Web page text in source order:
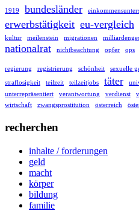
1919 bundesländer
erwerbstätigkeit eu-vergleich
kultur meilenstein migrationen
nationalrat nichtbeachtung opfer ops
regierung registrierung schönheit sexuelle
straflosigkeit teilzeit teilzeitjobs täter
unterrepräsentiert verantwortung verdienst
wirtschaft
zwangsprostitution österreich
recherchen
inhalte / forderungen
geld
macht
körper
bildung
familie